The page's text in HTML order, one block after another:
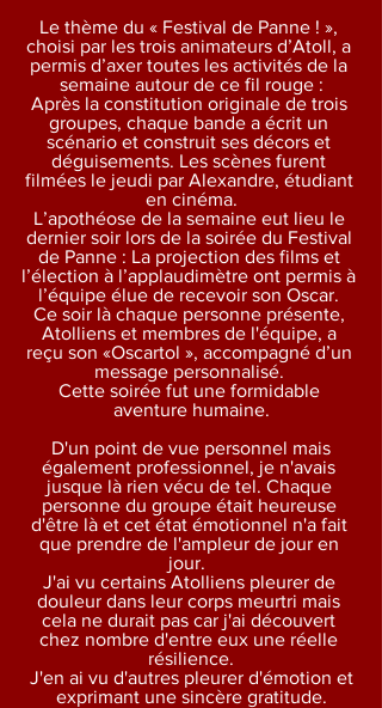
Le thème du « Festival de Panne ! »,
choisi par les trois animateurs d’Atoll, a
permis d’axer toutes les activités de la
semaine autour de ce fil rouge :
Après la constitution originale de trois
groupes, chaque bande a écrit un
scénario et construit ses décors et
déguisements. Les scènes furent
filmées le jeudi par Alexandre, étudiant
en cinéma.
L’apothéose de la semaine eut lieu le
dernier soir lors de la soirée du Festival
de Panne : La projection des films et
l’élection à l’applaudimètre ont permis à
l’équipe élue de recevoir son Oscar.
Ce soir là chaque personne présente,
Atolliens et membres de l'équipe, a
reçu son «Oscartol », accompagné d’un
message personnalisé.
Cette soirée fut une formidable
aventure humaine.
également professionnel, je n'avais
jusque là rien vécu de tel. Chaque
personne du groupe était heureuse
d'être là et cet état émotionnel n'a fait
que prendre de l'ampleur de jour en
jour.
J'ai vu certains Atolliens pleurer de
douleur dans leur corps meurtri mais
cela ne durait pas car j'ai découvert
chez nombre d'entre eux une réelle
résilience.
exprimant une sincère gratitude.